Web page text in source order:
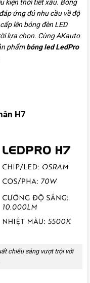
kiện thời tiết xấu. Bóng
ứng đủ nhu cầu về độ
lên bóng đèn LED
lựa chọn. Cùng AKauto
phẩmbóng led LedPro
H7
chiếu sáng vượt trội với